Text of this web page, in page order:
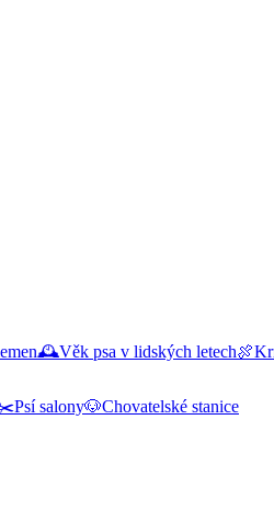
🕰️Věk psa v lidských letech🍖
Psí salony🐶Chovatelské stanice